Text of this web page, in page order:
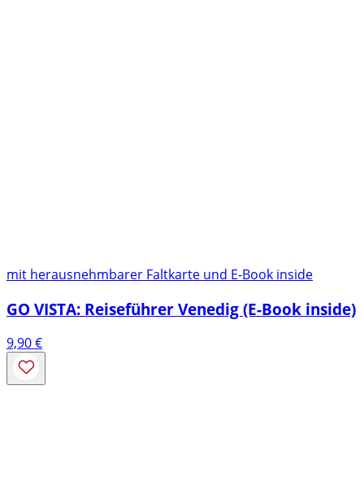
mit herausnehmbarer Faltkarte und E-Book inside
GO VISTA: Reiseführer Venedig (E-Book inside)
9,90€